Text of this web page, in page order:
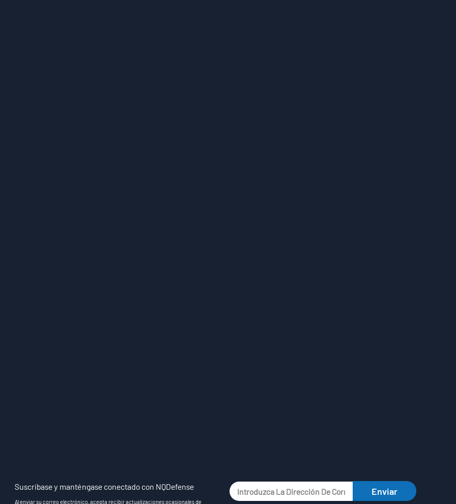
Suscríbase y manténgase conectado con NQDefense
Al enviar su correo electrónico, acepta recibir actualizaciones ocasionales de